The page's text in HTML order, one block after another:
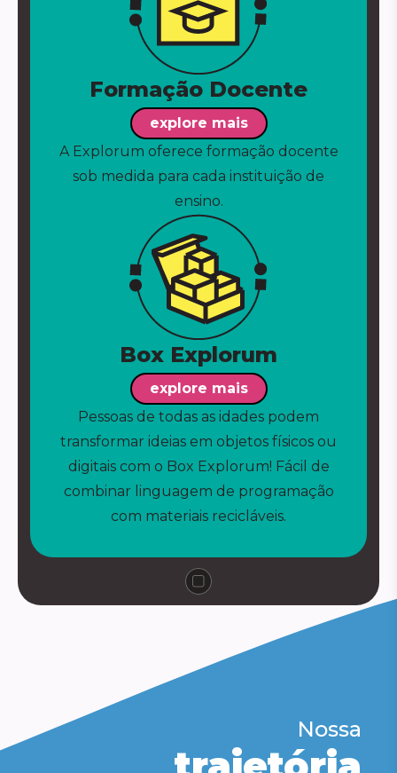
Formação Docente
explore mais
A Explorum oferece formação docente
sob medida para cada instituição de
ensino.
Box Explorum
explore mais
Pessoas de todas as idades podem
transformar ideias em objetos físicos ou
digitais com o Box Explorum! Fácil de
combinar linguagem de programação
com materiais recicláveis.
Nossa